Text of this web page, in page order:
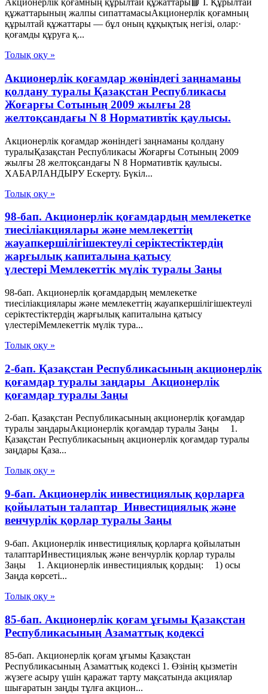
Акционерлік қоғамның құрылтай құжаттары📘 I. Құрылтай
құжаттарының жалпы сипаттамасыАкционерлік қоғамның
құрылтай құжаттары — бұл оның құқықтық негізі, олар:·
қоғамды құруға қ...
Толық оқу »
Акционерлік қоғамдар жөніндегі заңнаманы
қолдану туралы Қазақстан Республикасы
Жоғарғы Сотының 2009 жылғы 28
желтоқсандағы N 8 Нормативтік қаулысы.
Акционерлік қоғамдар жөніндегі заңнаманы қолдану
туралыҚазақстан Республикасы Жоғарғы Сотының 2009
жылғы 28 желтоқсандағы N 8 Нормативтік қаулысы.
ХАБАРЛАНДЫРУ Ескерту. Бүкіл...
Толық оқу »
98-бап. Акционерлік қоғамдардың мемлекетке
тиесiлiакциялары және мемлекеттiң
жауапкершiлiгiшектеулi серiктестiктердiң
жарғылық капиталына қатысу
үлестерi Мемлекеттік мүлік туралы Заңы
98-бап. Акционерлік қоғамдардың мемлекетке
тиесiлiакциялары және мемлекеттiң жауапкершiлiгiшектеулi
серiктестiктердiң жарғылық капиталына қатысу
үлестерiМемлекеттік мүлік тура...
Толық оқу »
2-бап. Қазақстан Республикасының акционерлік
қоғамдар туралы заңдары Акционерлік
қоғамдар туралы Заңы
2-бап. Қазақстан Республикасының акционерлік қоғамдар
туралы заңдарыАкционерлік қоғамдар туралы Заңы 1.
Қазақстан Республикасының акционерлік қоғамдар туралы
заңдары Қаза...
Толық оқу »
9-бап. Акционерлiк инвестициялық қорларға
қойылатын талаптар Инвестициялық және
венчурлік қорлар туралы Заңы
9-бап. Акционерлiк инвестициялық қорларға қойылатын
талаптарИнвестициялық және венчурлік қорлар туралы
Заңы 1. Акционерлiк инвестициялық қордың: 1) осы
Заңда көрсетi...
Толық оқу »
85-бап. Акционерлiк қоғам ұғымы Қазақстан
Республикасының Азаматтық кодексi
85-бап. Акционерлiк қоғам ұғымы Қазақстан
Республикасының Азаматтық кодексi 1. Өзiнiң қызметiн
жүзеге асыру үшiн қаражат тарту мақсатында акциялар
шығаратын заңды тұлға акцион...